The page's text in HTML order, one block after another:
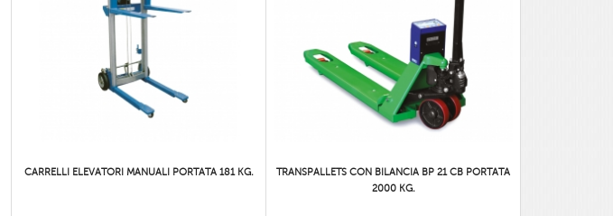
CARRELLI ELEVATORI MANUALI PORTATA 181 KG.
TRANSPALLETS CON BILANCIA BP 21 CB PORTATA
2000 KG.